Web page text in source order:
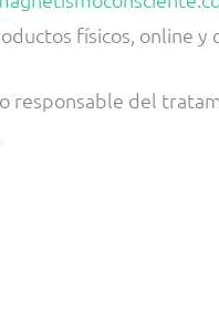
físicos, online y
responsable del